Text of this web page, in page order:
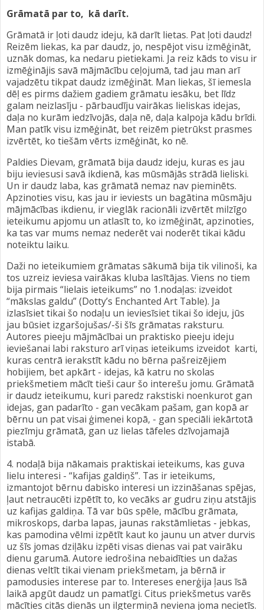
Grāmatā par to, kā darīt.
Grāmatā ir ļoti daudz ideju, kā darīt lietas. Pat ļoti daudz!
Reizēm liekas, ka par daudz, jo, nespējot visu izmēģināt,
uznāk domas, ka nedaru pietiekami. Ja reiz kāds to visu ir
izmēģinājis savā mājmācību ceļojumā, tad jau man arī
vajadzētu tikpat daudz izmēģināt. Man liekas, šī iemesla
dēļ es pirms dažiem gadiem grāmatu iesāku, bet līdz
galam neizlasīju - pārbaudīju vairākas lieliskas idejas,
daļa no kurām iedzīvojās, daļa nē, daļa kalpoja kādu brīdi.
Man patīk visu izmēģināt, bet reizēm pietrūkst prasmes
izvērtēt, ko tiešām vērts izmēģināt, ko nē.
Paldies Dievam, grāmatā bija daudz ideju, kuras es jau
biju ieviesusi savā ikdienā, kas mūsmājās strādā lieliski.
Un ir daudz laba, kas grāmatā nemaz nav pieminēts.
Apzinoties visu, kas jau ir ieviests un bagātina mūsmāju
mājmācības ikdienu, ir vieglāk racionāli izvērtēt milzīgo
ieteikumu apjomu un atlasīt to, ko izmēģināt, apzinoties,
ka tas var mums nemaz nederēt vai noderēt tikai kādu
noteiktu laiku.
Daži no ieteikumiem grāmatas sākumā bija tik vilinoši, ka
tos uzreiz ieviesa vairākas kluba lasītājas. Viens no tiem
bija pirmais “lielais ieteikums” no 1.nodaļas: izveidot
“mākslas galdu” (Dotty’s Enchanted Art Table). Ja
izlasīsiet tikai šo nodaļu un ieviesīsiet tikai šo ideju, jūs
jau būsiet izgaršojušas/-ši šīs grāmatas raksturu.
Autores pieeju mājmācībai un praktisko pieeju ideju
ieviešanai labi raksturo arī viņas ieteikums izveidot karti,
kuras centrā ierakstīt kādu no bērna pašreizējiem
hobijiem, bet apkārt - idejas, kā katru no skolas
priekšmetiem mācīt tieši caur šo interešu jomu. Grāmatā
ir daudz ieteikumu, kuri paredz rakstiski noenkurot gan
idejas, gan padarīto - gan vecākam pašam, gan kopā ar
bērnu un pat visai ģimenei kopā, - gan speciāli iekārtotā
piezīmju grāmatā, gan uz lielas tāfeles dzīvojamajā
istabā.
4. nodaļā bija nākamais praktiskai ieteikums, kas guva
lielu interesi - “kafijas galdiņš”. Tas ir ieteikums,
izmantojot bērnu dabisko interesi un izzināšanas spējas,
ļaut netraucēti izpētīt to, ko vecāks ar gudru ziņu atstājis
uz kafijas galdiņa. Tā var būs spēle, mācību grāmata,
mikroskops, darba lapas, jaunas rakstāmlietas - jebkas,
kas pamodina vēlmi izpētīt kaut ko jaunu un atver durvis
uz šīs jomas dziļāku izpēti visas dienas vai pat vairāku
dienu garumā. Autore iedrošina nebaidīties un dažas
dienas veltīt tikai vienam priekšmetam, ja bērnā ir
pamodusies interese par to. Intereses enerģija ļaus īsā
laikā apgūt daudz un pamatīgi. Citus priekšmetus varēs
mācīties citās dienās un ilgtermiņā neviena joma necietīs.